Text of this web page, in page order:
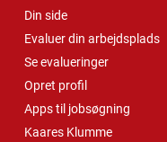
Din side
Evaluer din arbejdsplads
Se evalueringer
Opret profil
Apps til jobsøgning
Kaares Klumme